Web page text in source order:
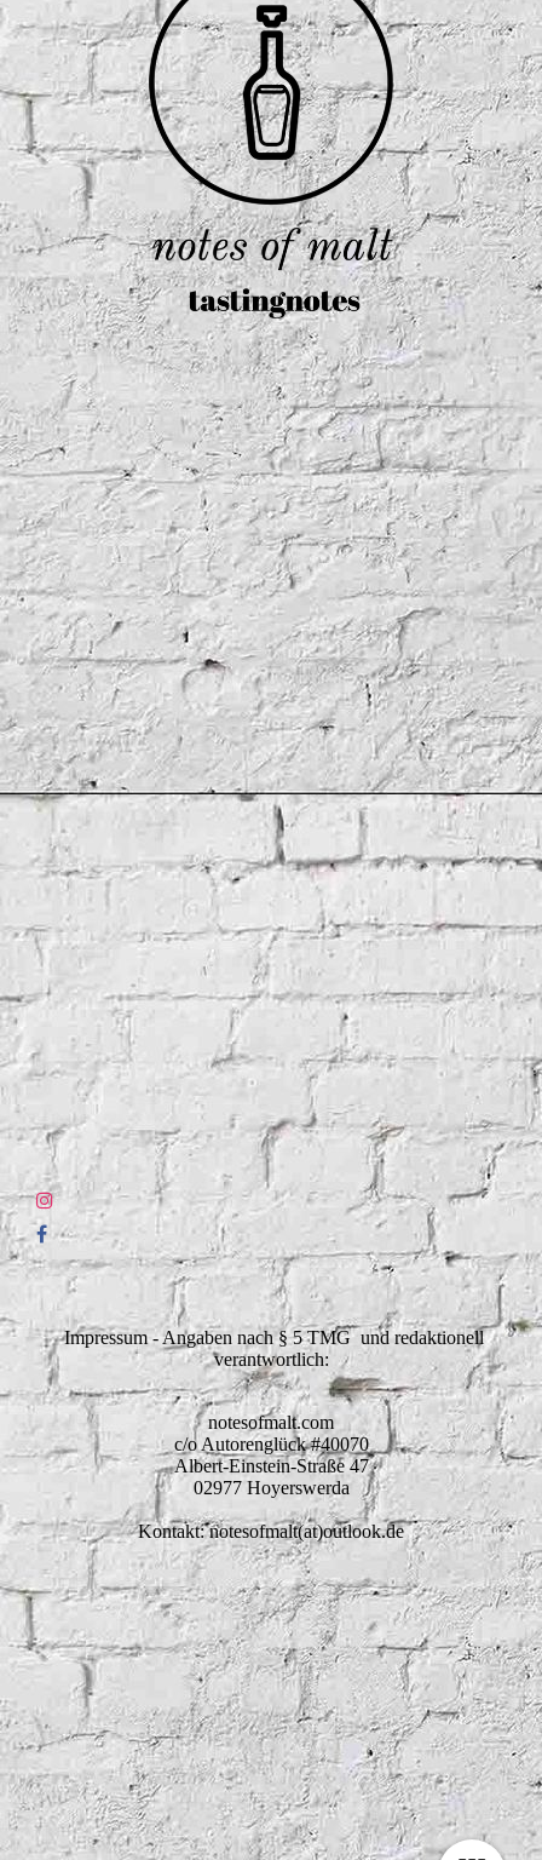
Impressum - Angaben nach § 5 TMG und redaktionell
verantwortlich:
notesofmalt.com
c/o Autorenglück #40070
Albert-Einstein-Straße 47
02977 Hoyerswerda
Kontakt: notesofmalt(at)outlook.de